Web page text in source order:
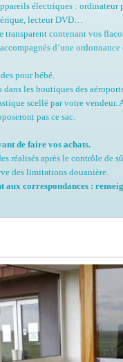
électriques : ordinateur
lecteur DVD…
transparent contenant vos
d’une ordonnance
pour bébé.
dans les boutiques des
scellé par votre vendeur.
pas ce sac.
de faire vos achats.
réalisés après le contrôle de
des limitations douanière.
aux correspondances :